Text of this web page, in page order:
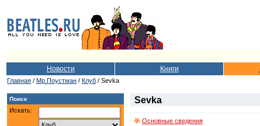
Новости Книги
Главная / Мр.Поустман / Клуб / Sevka
Поиск
Искать:
Sevka
Основные сведения